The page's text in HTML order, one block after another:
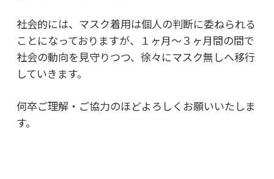
社会的には、マスク着用は個人の判断に委ねられる
ことになっておりますが、 １ヶ月～３ヶ月間の間で
社会の動向を見守りつつ、 徐々にマスク無しへ移行
していきます。
何卒ご理解・ご協力のほどよろしくお願いいたしま
す。